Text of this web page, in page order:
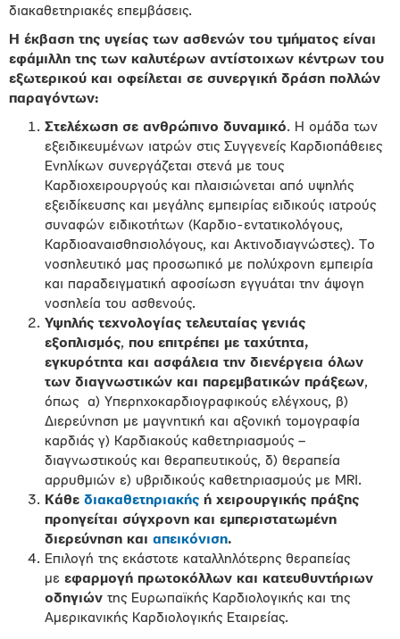
διακαθετηριακές επεμβάσεις.
Η έκβαση της υγείας των ασθενών του τμήματος είναι
εφάμιλλη της των καλυτέρων αντίστοιχων κέντρων του
εξωτερικού και οφείλεται σε συνεργική δράση πολλών
παραγόντων:
Στελέχωση σε ανθρώπινο δυναμικό. Η ομάδα των
εξειδικευμένων ιατρών στις Συγγενείς Καρδιοπάθειες
Ενηλίκων συνεργάζεται στενά με τους
Kαρδιοχειρουργούς και πλαισιώνεται από υψηλής
εξειδίκευσης και μεγάλης εμπειρίας ειδικούς ιατρούς
συναφών ειδικοτήτων (Καρδιο-εντατικολόγους,
Καρδιοαναισθησιολόγους, και Ακτινοδιαγνώστες). Το
νοσηλευτικό μας προσωπικό με πολύχρονη εμπειρία
και παραδειγματική αφοσίωση εγγυάται την άψογη
νοσηλεία του ασθενούς.
Υψηλής τεχνολογίας τελευταίας γενιάς
εξοπλισμός, που επιτρέπει με ταχύτητα,
εγκυρότητα και ασφάλεια την διενέργεια όλων
των διαγνωστικών και παρεμβατικών πράξεων,
όπως α) Υπερηχοκαρδιογραφικούς ελέγχους, β)
Διερεύνηση με μαγνητική και αξονική τομογραφία
καρδιάς γ) Καρδιακούς καθετηριασμούς –
διαγνωστικούς και θεραπευτικούς, δ) θεραπεία
αρρυθμιών ε) υβριδικούς καθετηριασμούς με MRI.
Κάθε διακαθετηριακής ή χειρουργικής πράξης
προηγείται σύγχρονη και εμπεριστατωμένη
διερεύνηση και απεικόνιση.
Επιλογή της εκάστοτε καταλληλότερης θεραπείας
με εφαρμογή πρωτοκόλλων και κατευθυντήριων
οδηγιών της Ευρωπαϊκής Καρδιολογικής και της
Αμερικανικής Καρδιολογικής Εταιρείας.